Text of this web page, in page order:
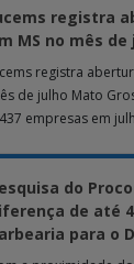
registra
MS no mês de
registra
de julho Mato
empresas em
do
de até
para o